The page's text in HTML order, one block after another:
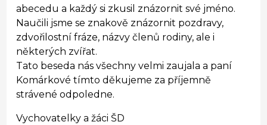
abecedu a každý si zkusil znázornit své jméno.
Naučili jsme se znakově znázornit pozdravy,
zdvořilostní fráze, názvy členů rodiny, ale i
některých zvířat.
Tato beseda nás všechny velmi zaujala a paní
Komárkové tímto děkujeme za příjemně
strávené odpoledne.
Vychovatelky a žáci ŠD